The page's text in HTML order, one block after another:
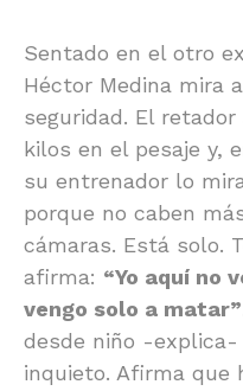
Sentado en el otro
Héctor Medina mira
seguridad. El
kilos en el pesaje y,
su entrenador lo
porque no caben
cámaras. Está solo.
afirma: “Yo aquí no
vengo solo a matar”
desde niño -explica-
inquieto. Afirma que